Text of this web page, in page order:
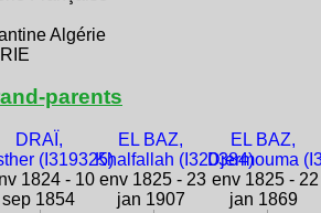
Algérie
parents
DRAÏ,
(I319325)
1824 - 10
sep 1854
EL BAZ,
Khalfallah (I320384)
env 1825 - 23
jan 1907
EL BAZ,
Djermouma
env 1825 - 22
jan 1869